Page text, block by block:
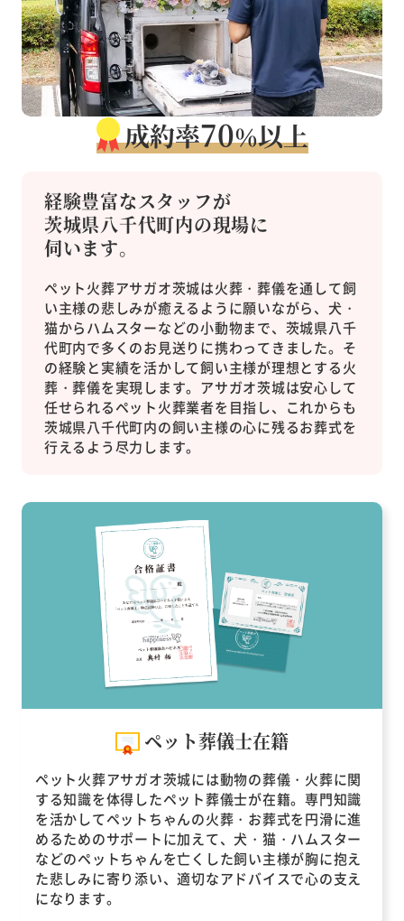
成約率70％以上
経験豊富なスタッフが
茨城県八千代町内の現場に
伺います。
ペット火葬アサガオ茨城は火葬・葬儀を通して飼
い主様の悲しみが癒えるように願いながら、犬・
猫からハムスターなどの小動物まで、茨城県八千
代町内で多くのお見送りに携わってきました。そ
の経験と実績を活かして飼い主様が理想とする火
葬・葬儀を実現します。アサガオ茨城は安心して
任せられるペット火葬業者を目指し、これからも
茨城県八千代町内の飼い主様の心に残るお葬式を
行えるよう尽力します。
ペット葬儀士在籍
ペット火葬アサガオ茨城には動物の葬儀・火葬に関
する知識を体得したペット葬儀士が在籍。専門知識
を活かしてペットちゃんの火葬・お葬式を円滑に進
めるためのサポートに加えて、犬・猫・ハムスター
などのペットちゃんを亡くした飼い主様が胸に抱え
た悲しみに寄り添い、適切なアドバイスで心の支え
になります。